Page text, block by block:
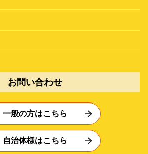
お問い合わせ
一般の方はこちら
自治体様はこちら